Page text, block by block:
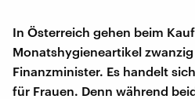
In Österreich gehen beim
Monatshygieneartikel
Finanzminister. Es handelt
für Frauen. Denn während